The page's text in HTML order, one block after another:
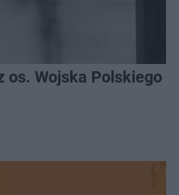
os. Wojska Polskiego